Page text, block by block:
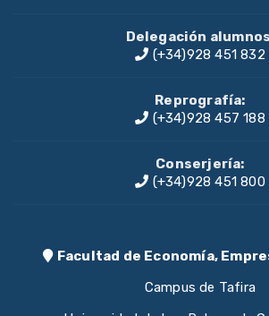
Delegación
(+34)928 451 832
Reprografía:
(+34)928 457 188
Conserjería:
(+34)928 451 800
Facultad de Economía,
Campus de Tafira